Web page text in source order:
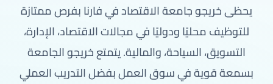
يحظى خريجو جامعة الاقتصاد في فارنا بفرص ممتازة
للتوظيف محليًا ودوليًا في مجالات الاقتصاد، الإدارة،
التسويق، السياحة، والمالية. يتمتع خريجو الجامعة
بسمعة قوية في سوق العمل بفضل التدريب العملي